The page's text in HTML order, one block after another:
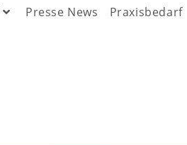
Presse News Praxisbedarf